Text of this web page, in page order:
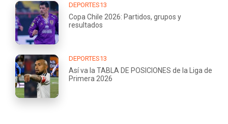
DEPORTES13
Copa Chile 2026: Partidos, grupos y
resultados
DEPORTES13
Así va la TABLA DE POSICIONES de la Liga de
Primera 2026